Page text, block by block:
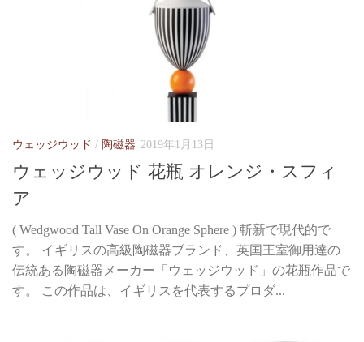
ウェッジウッド / 陶磁器 2019年1月13日
ウェッジウッド 花瓶 オレンジ・スフィ
ア
( Wedgwood Tall Vase On Orange Sphere ) 斬新で現代的で
す。 イギリスの高級陶磁器ブランド、英国王室御用達の
伝統ある陶磁器メーカー「ウェッジウッド」の花瓶作品で
す。 この作品は、イギリスを代表するプロダ...